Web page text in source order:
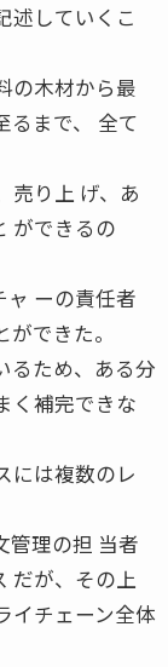
述していくこ
の木材から最
るまで、 全て
売り上 げ、あ
ができるの
ーの責任者
できた。
るため、ある分
く補完できな
には複数のレ
管理の担 当者
だが、その上
イチェーン全体